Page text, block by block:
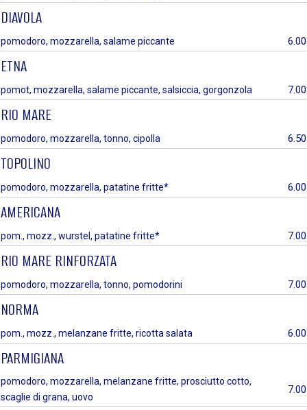
DIAVOLA
pomodoro, mozzarella, salame piccante 6.00
ETNA
pomot, mozzarella, salame piccante, salsiccia, gorgonzola 7.00
RIO MARE
pomodoro, mozzarella, tonno, cipolla 6.50
TOPOLINO
pomodoro, mozzarella, patatine fritte* 6.00
AMERICANA
pom., mozz., wurstel, patatine fritte* 7.00
RIO MARE RINFORZATA
pomodoro, mozzarella, tonno, pomodorini 7.00
NORMA
pom., mozz., melanzane fritte, ricotta salata 6.00
PARMIGIANA
pomodoro, mozzarella, melanzane fritte, prosciutto cotto,
scaglie di grana, uovo
7.00